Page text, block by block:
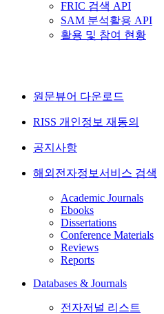
FRIC 검색 API
SAM 분석활용 API
활용 및 참여 현황
원문뷰어 다운로드
RISS 개인정보 재동의
공지사항
해외전자정보서비스 검색
Academic Journals
Ebooks
Dissertations
Conference Materials
Reviews
Reports
Databases & Journals
전자저널 리스트